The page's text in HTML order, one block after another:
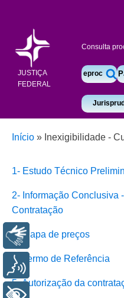
JUSTIÇA
FEDERAL
Consulta
eproc
Início » Inexigibilidade -
1- Estudo Técnico
2- Informação Conclusiva
Contratação
3- Mapa de preços
4- Termo de Referência
5- Autorização da
Libras
Voz